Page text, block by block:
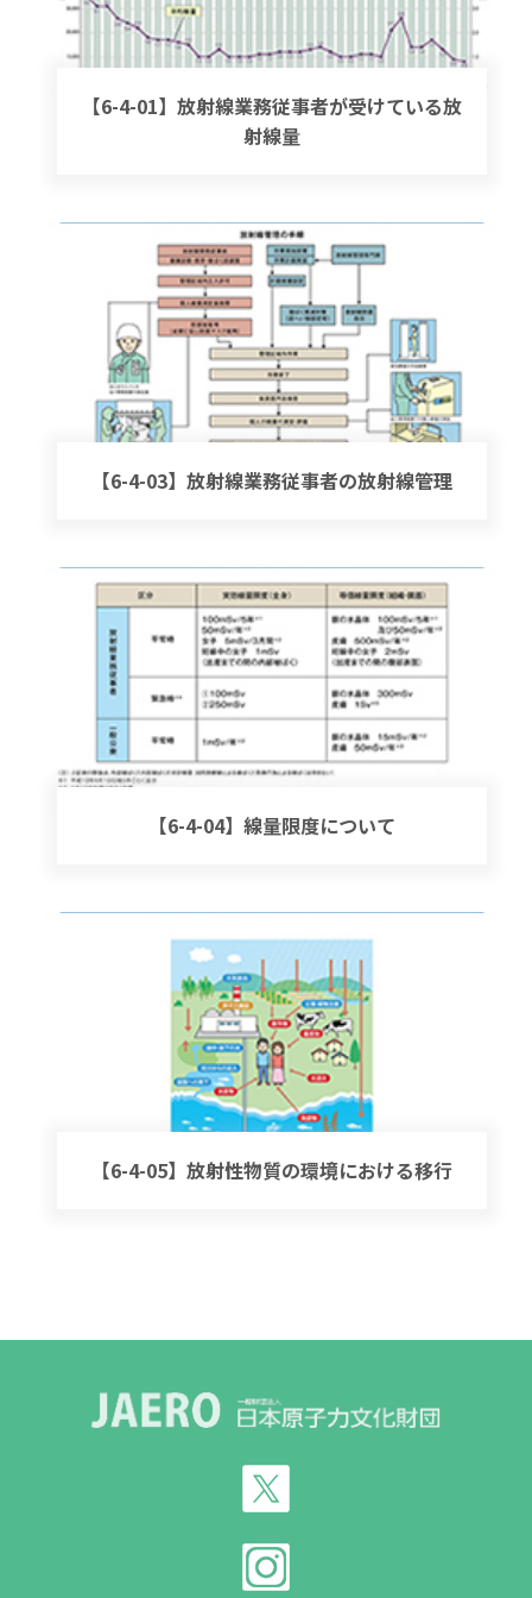
【6-4-01】放射線業務従事者が受けている放
射線量
【6-4-03】放射線業務従事者の放射線管理
【6-4-04】線量限度について
【6-4-05】放射性物質の環境における移行